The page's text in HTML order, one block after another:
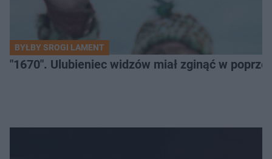
BYŁBY SROGI LAMENT
"1670". Ulubieniec widzów miał zginąć w